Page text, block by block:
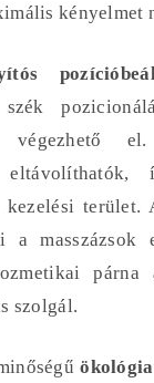
kényelmet
végezhető
eltávolíthatók,
kezelési terület.
a masszázsok
párna
szolgál.